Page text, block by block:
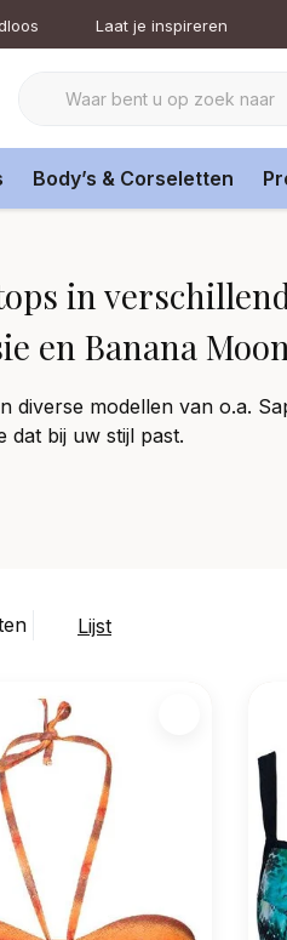
Laat je inspireren
Body’s & Corseletten
in
en Banana Moon
diverse modellen van o.a.
dat bij uw stijl past.
Lijst